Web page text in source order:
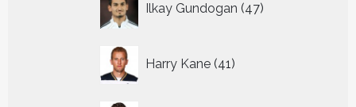
Ilkay Gundogan 47
producten
Harry Kane 41
producten